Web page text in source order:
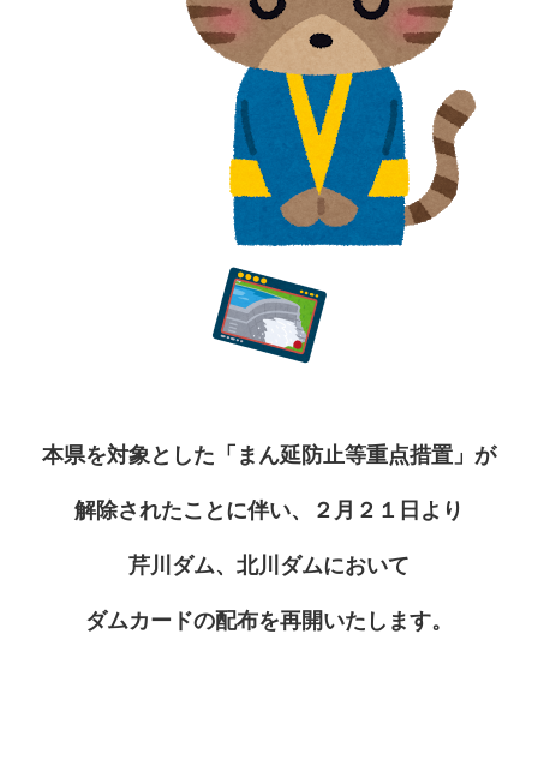
本県を対象とした「まん延 防止等重点措置」が
解除されたことに伴い、２月２１日より
芹川ダム、北川ダムにおいて
ダムカードの配布を再開いたします。